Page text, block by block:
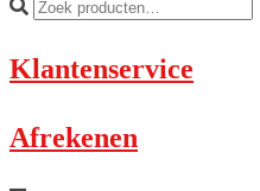
Klantenservice
Afrekenen